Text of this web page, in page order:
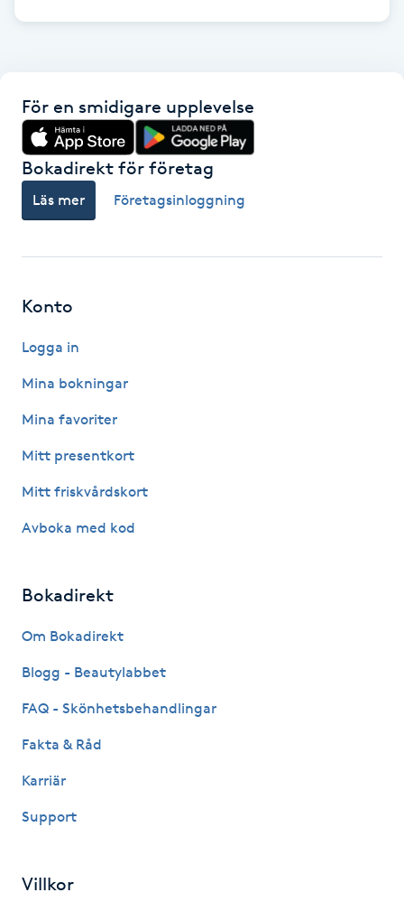
Funktionsanalys
Föning
G
Gel naglar
Gellack med förstärkning
Gravidmassage
Gruppträning
Headspa
Healing
HIFU
För en smidigare upplevelse
Bokadirekt för företag
Läs mer Företagsinloggning
Konto
Logga in
Mina bokningar
Mina favoriter
Mitt presentkort
Mitt friskvårdskort
Avboka med kod
Bokadirekt
Om Bokadirekt
Blogg - Beautylabbet
FAQ - Skönhetsbehandlingar
Fakta & Råd
Karriär
Support
Villkor